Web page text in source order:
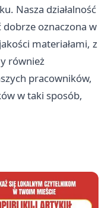
Nasza działalność
dobrze oznaczona w
materiałami, z
również
pracowników,
w taki sposób,